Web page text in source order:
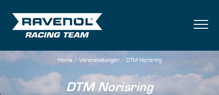
Partner
Home/ Veranstaltungen/ DTM Norisring
DTM Norisring